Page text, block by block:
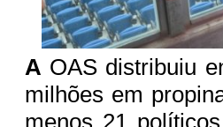
A OAS distribuiu
milhões em